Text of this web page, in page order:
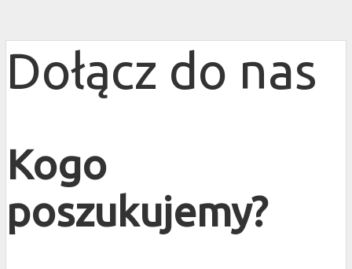
Dołącz do nas
Kogo
poszukujemy?